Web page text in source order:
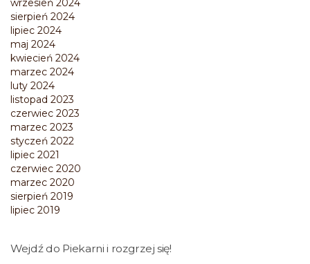
wrzesień 2024
sierpień 2024
lipiec 2024
maj 2024
kwiecień 2024
marzec 2024
luty 2024
listopad 2023
czerwiec 2023
marzec 2023
styczeń 2022
lipiec 2021
czerwiec 2020
marzec 2020
sierpień 2019
lipiec 2019
Wejdź do Piekarni i rozgrzej się!